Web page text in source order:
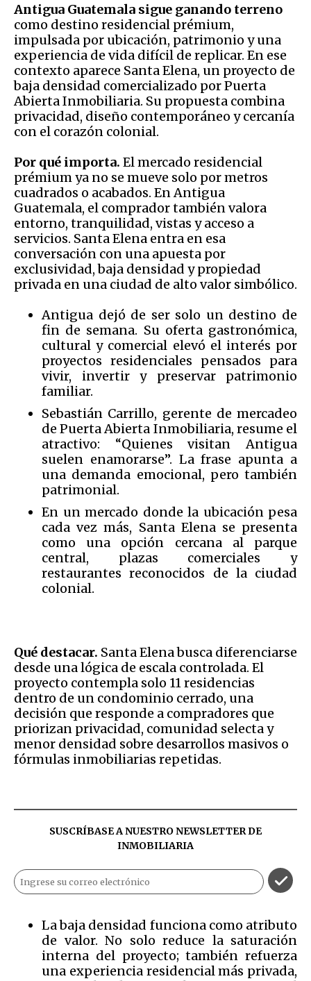
Antigua Guatemala sigue ganando terreno
como destino residencial prémium,
impulsada por ubicación, patrimonio y una
experiencia de vida difícil de replicar. En ese
contexto aparece Santa Elena, un proyecto de
baja densidad comercializado por Puerta
Abierta Inmobiliaria. Su propuesta combina
privacidad, diseño contemporáneo y cercanía
con el corazón colonial.
Por qué importa. El mercado residencial
prémium ya no se mueve solo por metros
cuadrados o acabados. En Antigua
Guatemala, el comprador también valora
entorno, tranquilidad, vistas y acceso a
servicios. Santa Elena entra en esa
conversación con una apuesta por
exclusividad, baja densidad y propiedad
privada en una ciudad de alto valor simbólico.
Antigua dejó de ser solo un destino de
fin de semana. Su oferta gastronómica,
cultural y comercial elevó el interés por
proyectos residenciales pensados para
vivir, invertir y preservar patrimonio
familiar.
Sebastián Carrillo, gerente de mercadeo
de Puerta Abierta Inmobiliaria, resume el
atractivo: “Quienes visitan Antigua
suelen enamorarse”. La frase apunta a
una demanda emocional, pero también
patrimonial.
En un mercado donde la ubicación pesa
cada vez más, Santa Elena se presenta
como una opción cercana al parque
central, plazas comerciales y
restaurantes reconocidos de la ciudad
colonial.
Qué destacar. Santa Elena busca diferenciarse
desde una lógica de escala controlada. El
proyecto contempla solo 11 residencias
dentro de un condominio cerrado, una
decisión que responde a compradores que
priorizan privacidad, comunidad selecta y
menor densidad sobre desarrollos masivos o
fórmulas inmobiliarias repetidas.
SUSCRÍBASE A NUESTRO NEWSLETTER DE
INMOBILIARIA
La baja densidad funciona como atributo
de valor. No solo reduce la saturación
interna del proyecto; también refuerza
una experiencia residencial más privada,